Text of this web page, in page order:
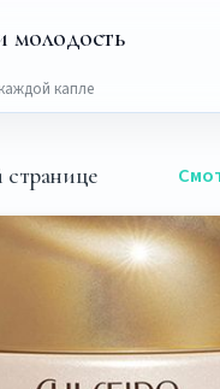
молодость
капле
странице